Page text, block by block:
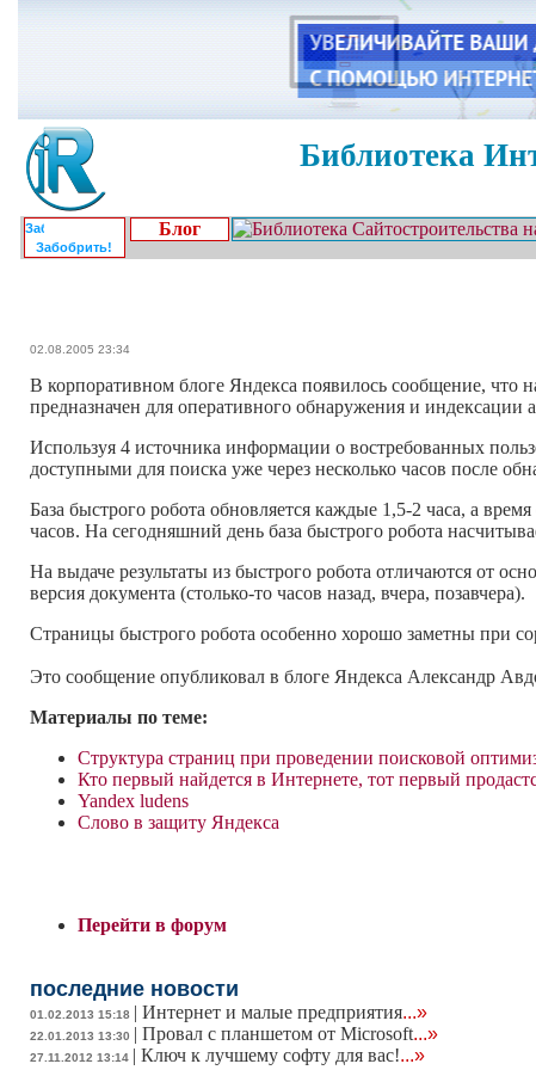
Библиотека
Забобрить!
Блог
02.08.2005 23:34
В корпоративном блоге Яндекса появилось сообщение,
предназначен для оперативного обнаружения и индексации
Используя 4 источника информации о востребованных
доступными для поиска уже через несколько часов после
База быстрого робота обновляется каждые 1,5-2 часа, а
часов. На сегодняшний день база быстрого робота
На выдаче результаты из быстрого робота отличаются от
версия документа (столько-то часов назад, вчера, позавчера).
Страницы быстрого робота особенно хорошо заметны при
Это сообщение опубликовал в блоге Яндекса Александр
Материалы по теме:
Cтруктура страниц при проведении поисковой
Кто первый найдется в Интернете, тот первый
Yandex ludens
Слово в защиту Яндекса
Перейти в форум
последние новости
01.02.2013 15:18 | Интернет и малые предприятия...»
22.01.2013 13:30 | Провал с планшетом от Microsoft...»
27.11.2012 13:14 | Ключ к лучшему софту для вас!...»